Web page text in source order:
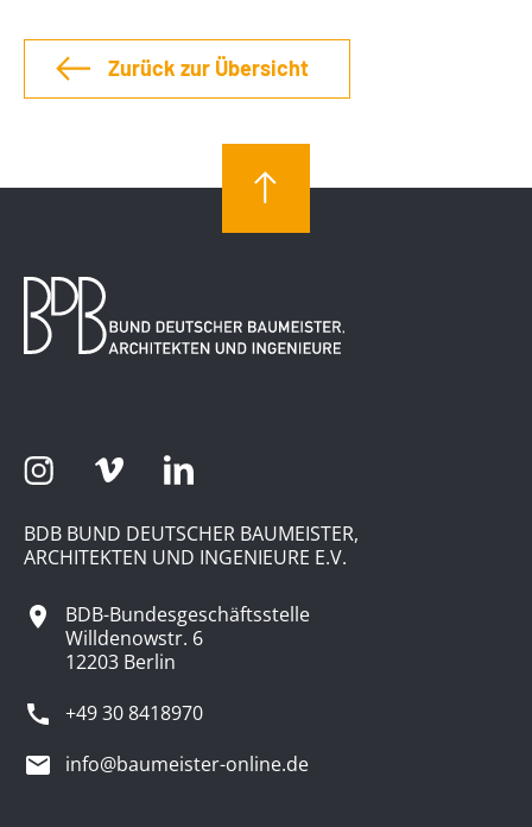
Zurück zur Übersicht
BDB BUND DEUTSCHER BAUMEISTER,
ARCHITEKTEN UND INGENIEURE E.V.
BDB-Bundesgeschäftsstelle
Willdenowstr. 6
12203 Berlin
+49 30 8418970
info@baumeister-online.de